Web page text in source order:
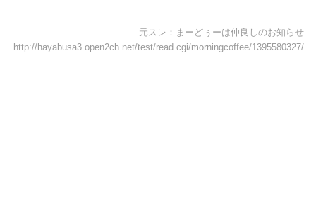
元スレ：まーどぅーは仲良しのお知らせ
http://hayabusa3.open2ch.net/test/read.cgi/morningcoffee/1395580327/